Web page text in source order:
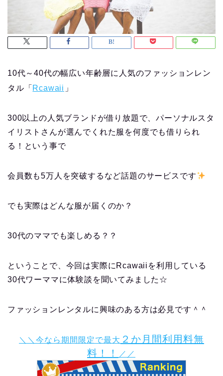
10代～40代の幅広い年齢層に人気のファッションレン
タル「 Rcawaii 」
300以上の人気ブランドが借り放題で、パーソナルスタ
イリストさんが選んでくれた服を何度でも借りられ
る！という事で
会員数も5万人を突破するなど話題のサービスです
でも実際はどんな服が届くのか？
30代のママでも楽しめる？？
ということで、今回は実際にRcawaiiを利用している
30代ワーママに体験談を聞いてみました☆
ファッションレンタルに興味のある方は必見です＾＾
＼＼今なら期間限定で最大 ２か月間利用料無
料！！
／／